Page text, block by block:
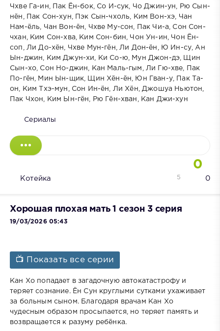
Чхве Га-ин, Пак Ён-бок, Со И-сук, Чо Джин-ун, Рю Сын-
нён, Пак Сон-хун, Пэк Сын-чхоль, Ким Вон-хэ, Чан
Нам-ёль, Чан Вон-ён, Чхве Му-сон, Пак Чи-а, Сон Сон-
чхан, Ким Сон-хва, Ким Сон-бин, Чон Ун-ин, Чон Ён-
соп, Ли До-хён, Чхве Мун-гён, Ли Дон-ён, Ю Ин-су, Ан
Ын-джин, Ким Джун-хи, Ки Со-ю, Мун Джон-дэ, Щин
Сын-хо, Сон Но-джин, Кан Маль-гым, Ли Гю-хве, Пак
По-гён, Мин Ын-щик, Щин Хён-ён, Юн Гван-у, Пак Та-
он, Ким Тхэ-мун, Сон Ин-ён, Ли Хён, Джошуа Ньютон,
Пак Чхон, Ким Ын-гён, Рю Гён-хван, Кан Джи-хун
Сериалы
0
Котейка 0
5
Хорошая плохая мать 1 сезон 3 серия
19/03/2026 05:43
📺 Показать все серии
Кан Хо попадает в загадочную автокатастрофу и
теряет сознание. Ён Сун круглыми сутками ухаживает
за больным сыном. Благодаря врачам Кан Хо
чудесным образом просыпается, но теряет память и
возвращается к разуму ребёнка.